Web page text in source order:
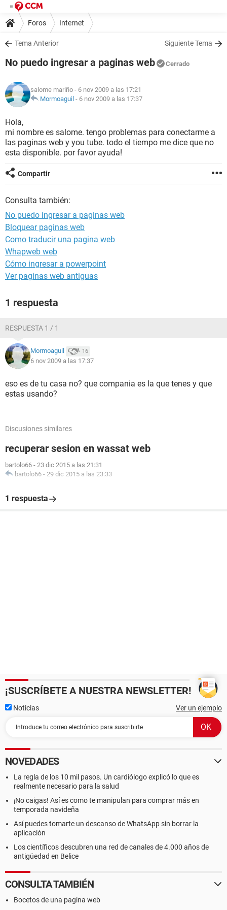
Foros Internet
Tema Anterior Siguiente Tema
No puedo ingresar a paginas web Cerrado
salome mariño - 6 nov 2009 a las 17:21
Mormoaguil - 6 nov 2009 a las 17:37
Hola,
mi nombre es salome. tengo problemas para conectarme a
las paginas web y you tube. todo el tiempo me dice que no
esta disponible. por favor ayuda!
Compartir
Consulta también:
No puedo ingresar a paginas web
Bloquear paginas web
Como traducir una pagina web
Whapweb web
Cómo ingresar a powerpoint
Ver paginas web antiguas
1 respuesta
RESPUESTA 1 / 1
Mormoaguil 16
6 nov 2009 a las 17:37
eso es de tu casa no? que compania es la que tenes y que
estas usando?
Discusiones similares
recuperar sesion en wassat web
bartolo66 - 23 dic 2015 a las 21:31
bartolo66 - 29 dic 2015 a las 23:33
1 respuesta
¡SUSCRÍBETE A NUESTRA NEWSLETTER!
Noticias Ver un ejemplo
NOVEDADES
La regla de los 10 mil pasos. Un cardiólogo explicó lo que es
realmente necesario para la salud
¡No caigas! Así es como te manipulan para comprar más en
temporada navideña
Así puedes tomarte un descanso de WhatsApp sin borrar la
aplicación
Los científicos descubren una red de canales de 4.000 años de
antigüedad en Belice
CONSULTA TAMBIÉN
Bocetos de una pagina web